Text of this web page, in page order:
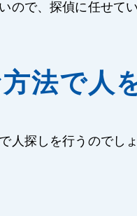
ので、探偵に任せて
法で人
人探しを行うのでしょ